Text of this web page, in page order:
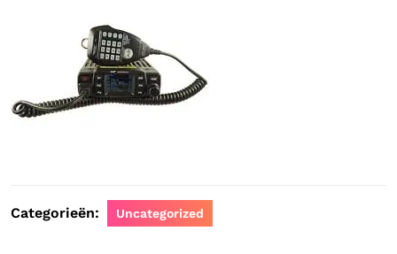
Categorieën: Uncategorized